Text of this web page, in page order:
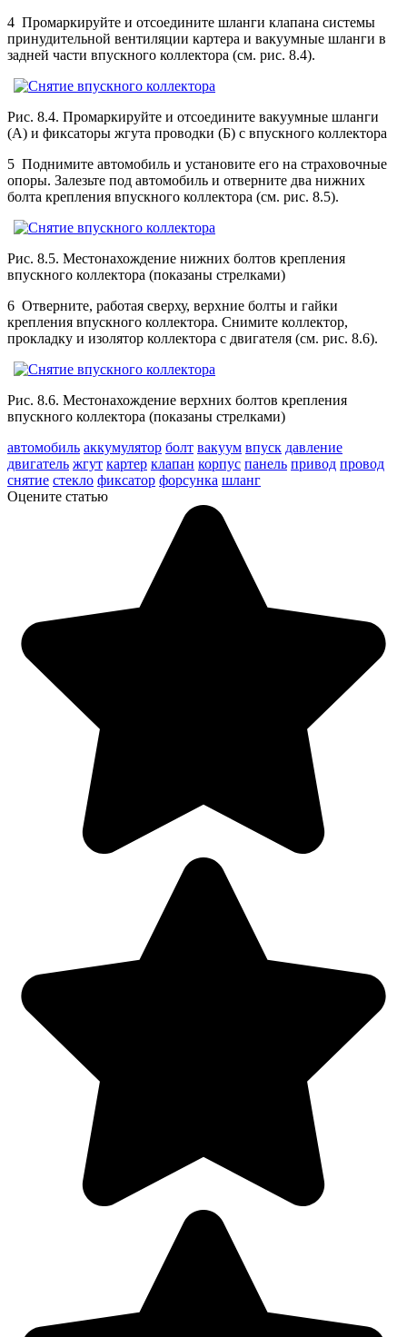
4 Промаркируйте и отсоедините шланги клапана системы
принудительной вентиляции картера и вакуумные шланги в
задней части впускного коллектора (см. рис. 8.4).
Рис. 8.4. Промаркируйте и отсоедините вакуумные шланги
(А) и фиксаторы жгута проводки (Б) с впускного коллектора
5 Поднимите автомобиль и установите его на страховочные
опоры. Залезьте под автомобиль и отверните два нижних
болта крепления впускного коллектора (см. рис. 8.5).
Рис. 8.5. Местонахождение нижних болтов крепления
впускного коллектора (показаны стрелками)
6 Отверните, работая сверху, верхние болты и гайки
крепления впускного коллектора. Снимите коллектор,
прокладку и изолятор коллектора с двигателя (см. рис. 8.6).
Рис. 8.6. Местонахождение верхних болтов крепления
впускного коллектора (показаны стрелками)
автомобиль аккумулятор болт вакуум впуск давление
двигатель жгут картер клапан корпус панель привод провод
снятие стекло фиксатор форсунка шланг
Оцените статью